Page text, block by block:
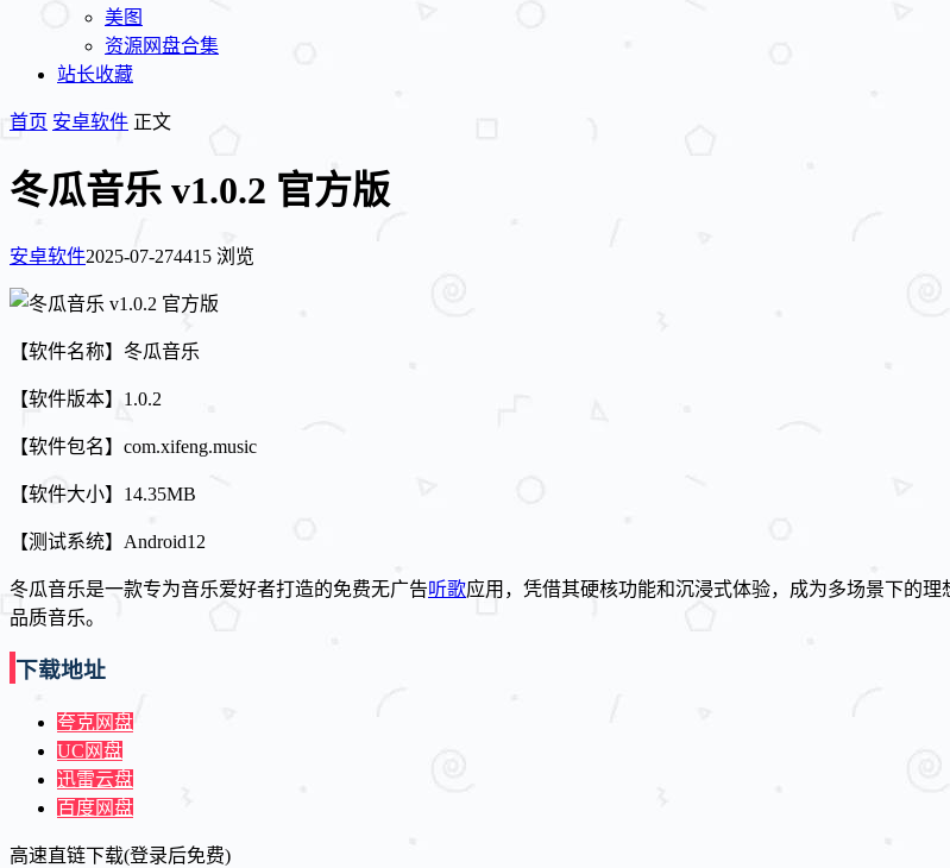
美图
资源网盘合集
站长收藏
首页 安卓软件 正文
冬瓜音乐 v1.0.2 官方版
安卓软件2025-07-274415 浏览
【软件名称】冬瓜音乐
【软件版本】1.0.2
【软件包名】com.xifeng.music
【软件大小】14.35MB
【测试系统】Android12
冬瓜音乐是一款专为音乐爱好者打造的免费无广告听歌应用，凭借其硬核功能和沉浸式体验，成为多场景下的
品质音乐。
下载地址
夸克网盘
UC网盘
迅雷云盘
百度网盘
高速直链下载(登录后免费)